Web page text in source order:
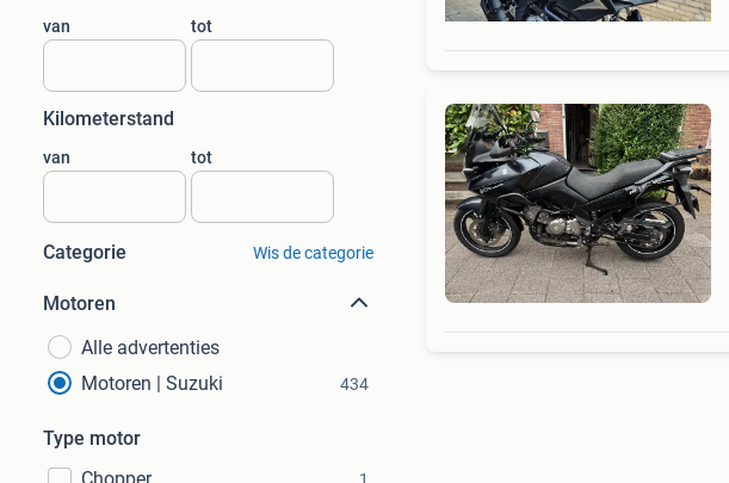
van tot
Kilometerstand
van tot
Categorie Wis de categorie
Motoren
Alle advertenties
Motoren | Suzuki
434
Type motor